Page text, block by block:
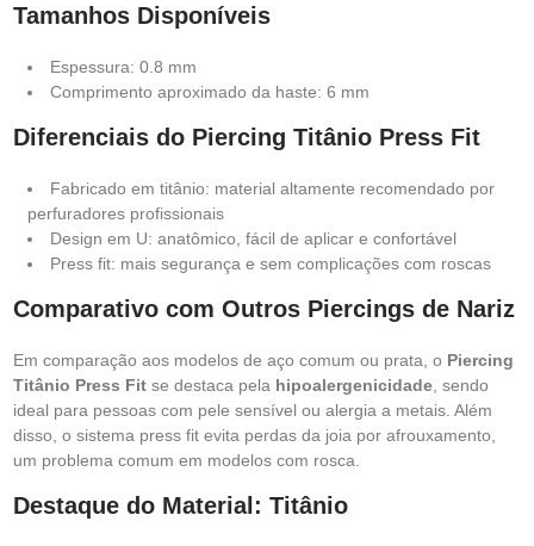
Tamanhos Disponíveis
Espessura: 0.8 mm
Comprimento aproximado da haste: 6 mm
Diferenciais do Piercing Titânio Press Fit
Fabricado em titânio: material altamente recomendado por
perfuradores profissionais
Design em U: anatômico, fácil de aplicar e confortável
Press fit: mais segurança e sem complicações com roscas
Comparativo com Outros Piercings de Nariz
Em comparação aos modelos de aço comum ou prata, o Piercing
Titânio Press Fit se destaca pela hipoalergenicidade , sendo
ideal para pessoas com pele sensível ou alergia a metais. Além
disso, o sistema press fit evita perdas da joia por afrouxamento,
um problema comum em modelos com rosca.
Destaque do Material: Titânio